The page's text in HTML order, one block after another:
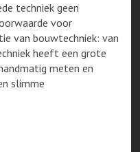
techniek geen
voor
van bouwtechniek: van
heeft een grote
meten en
slimme